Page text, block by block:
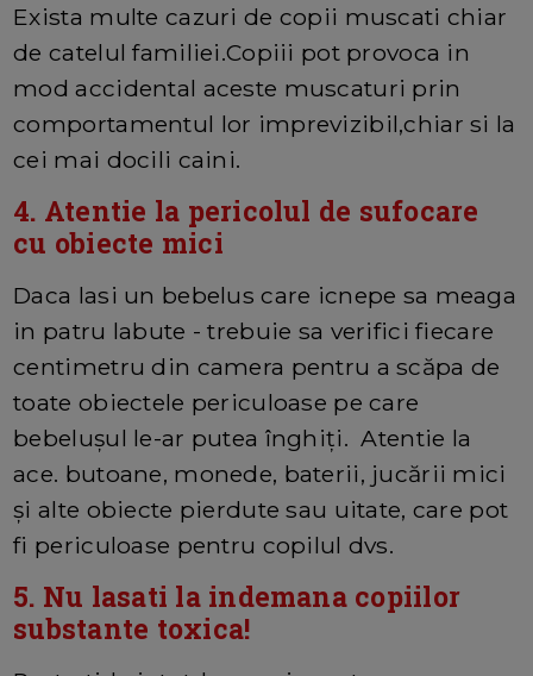
Exista multe cazuri de copii muscati chiar
de catelul familiei.Copiii pot provoca in
mod accidental aceste muscaturi prin
comportamentul lor imprevizibil,chiar si la
cei mai docili caini.
4. Atentie la pericolul de sufocare
cu obiecte mici
Daca lasi un bebelus care icnepe sa meaga
in patru labute - trebuie sa verifici fiecare
centimetru din camera pentru a scăpa de
toate obiectele periculoase pe care
bebelușul le-ar putea înghiți. Atentie la
ace. butoane, monede, baterii, jucării mici
și alte obiecte pierdute sau uitate, care pot
fi periculoase pentru copilul dvs.
5. Nu lasati la indemana copiilor
substante toxica!